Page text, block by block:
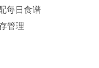
每日食谱
管理